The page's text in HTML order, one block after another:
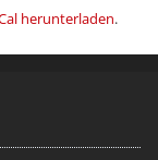
herunterladen.